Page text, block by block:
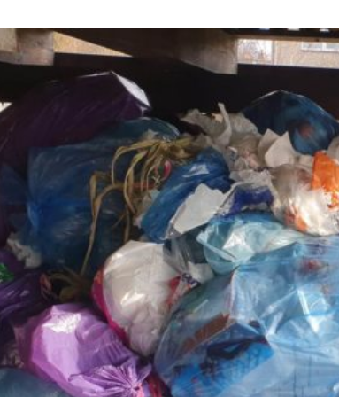
do spożycia!!!
afer w ochronie zdrowia — czas zacząć mówić o